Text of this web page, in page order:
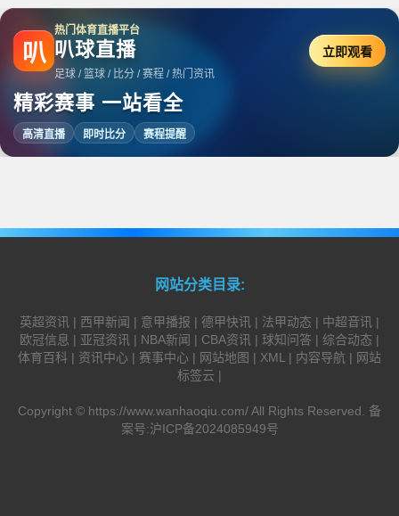
叭
热门体育直播平台
叭球直播
足球 / 篮球 / 比分 / 赛程 / 热门资讯
精彩赛事 一站看全
高清直播 即时比分 赛程提醒
立即观看
网站分类目录:
英超资讯 | 西甲新闻 | 意甲播报 | 德甲快讯 | 法甲动态 | 中超音讯 |
欧冠信息 | 亚冠资讯 | NBA新闻 | CBA资讯 | 球知问答 | 综合动态 |
体育百科 | 资讯中心 | 赛事中心 | 网站地图 | XML | 内容导航 | 网站
标签云 |
Copyright © https://www.wanhaoqiu.com/All Rights Reserved. 备
案号:沪ICP备2024085949号